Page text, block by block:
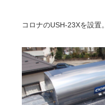
コロナのUSH-23Xを設置。